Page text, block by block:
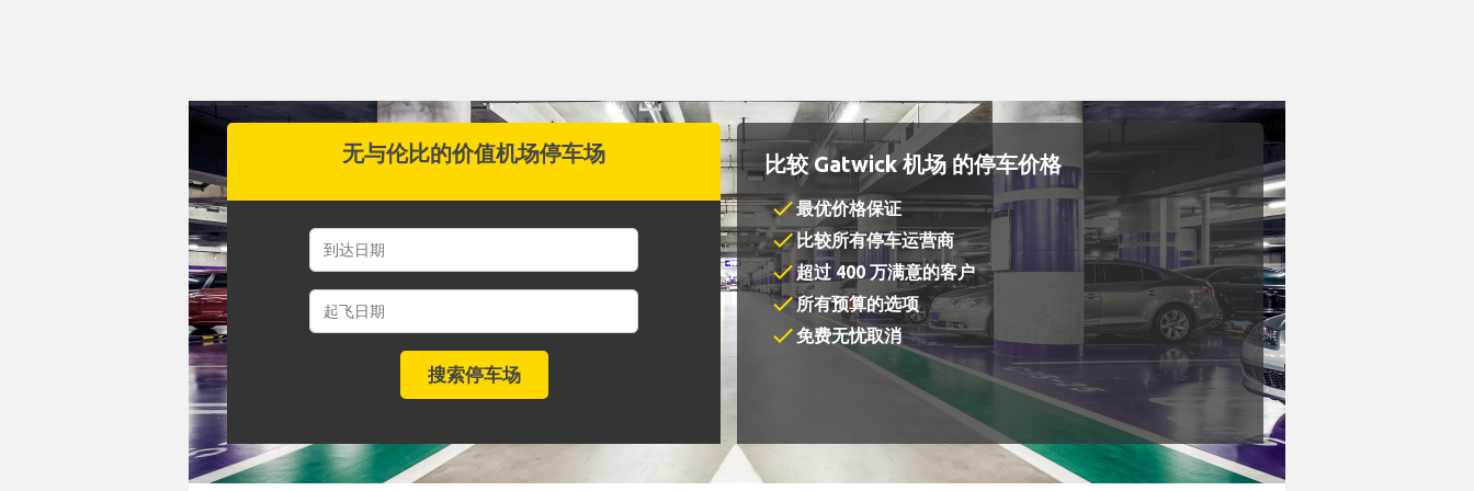
无与伦比的价值机场停车场 比较 Gatwick 机场 的停车价格
check最优价格保证
check比较所有停车运营商
check超过 400 万满意的客户
check所有预算的选项
check免费无忧取消